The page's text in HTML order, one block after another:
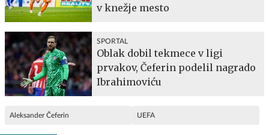
v knežje mesto
SPORTAL
Oblak dobil tekmece v ligi
prvakov, Čeferin podelil nagrado
Ibrahimoviću
Aleksander Čeferin UEFA